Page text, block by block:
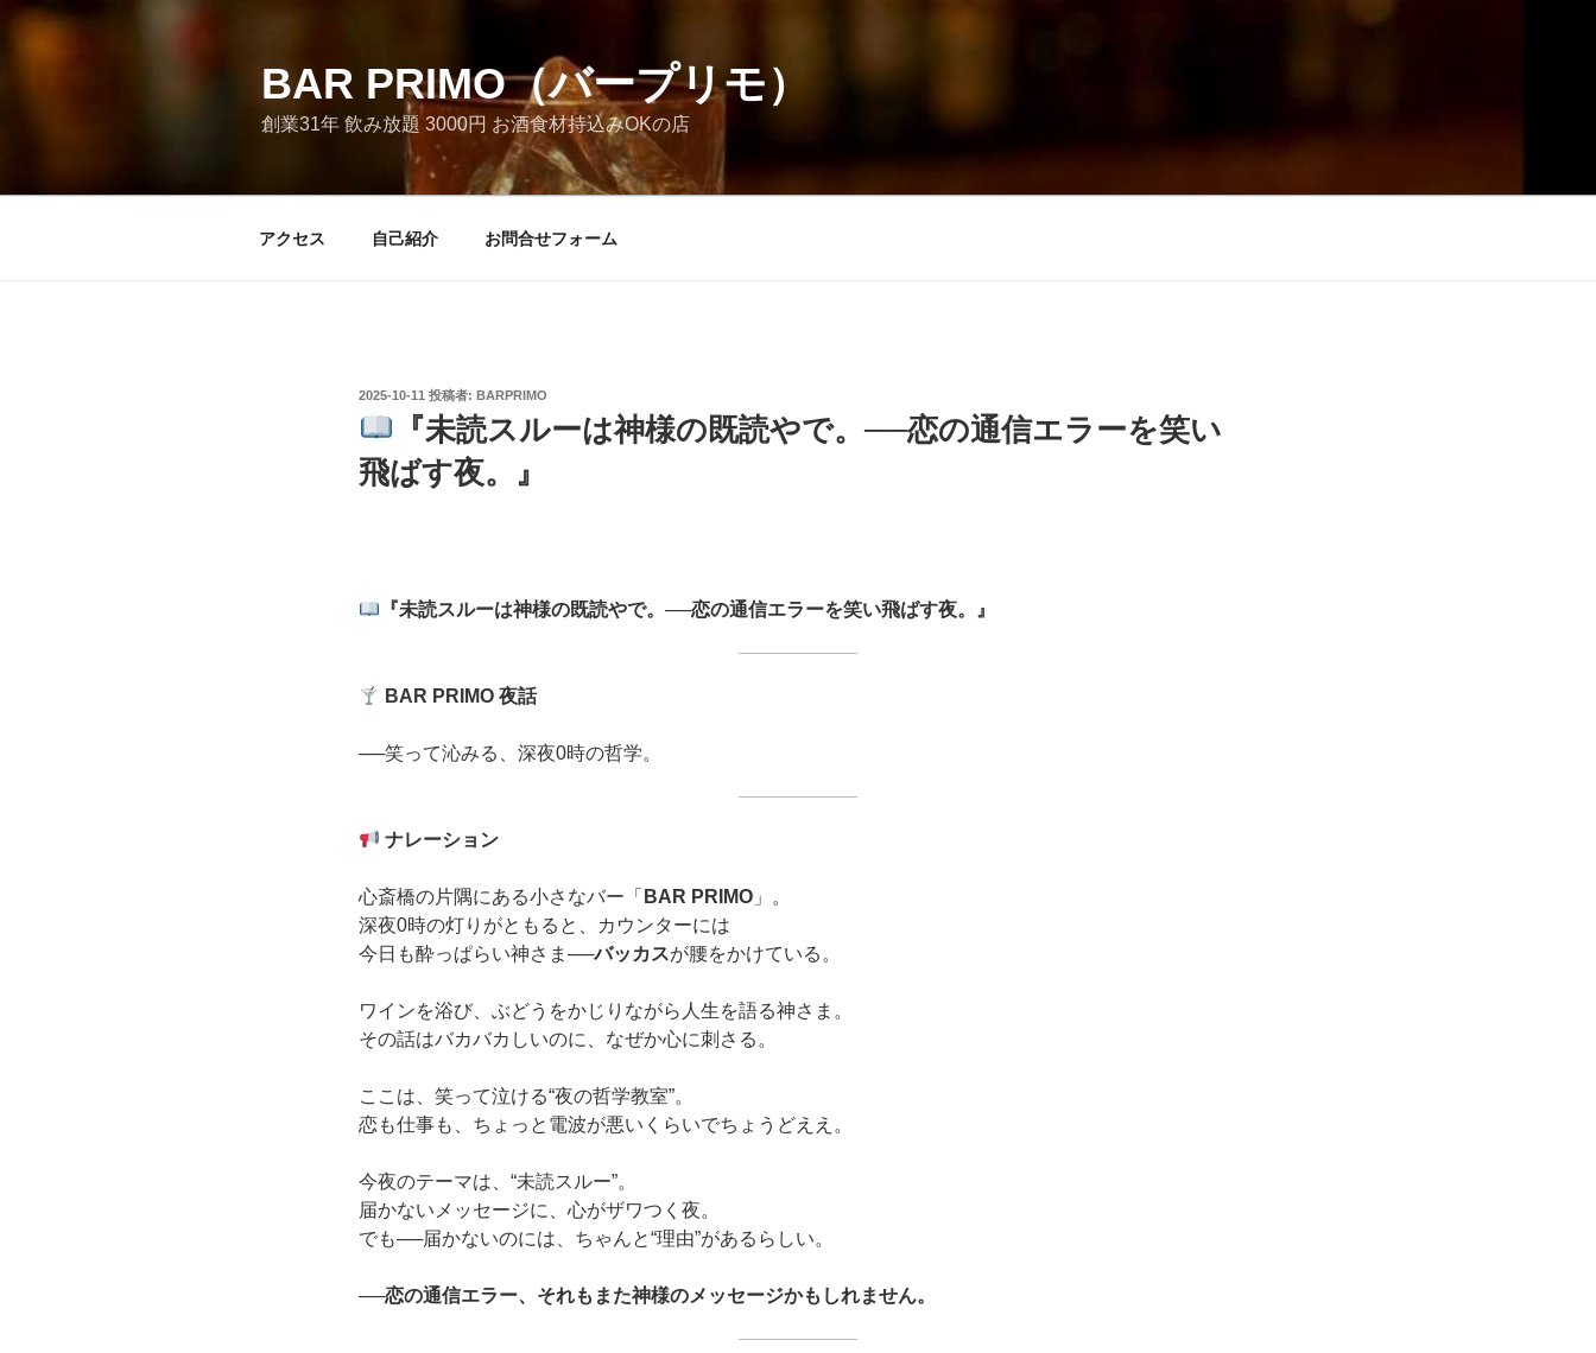
コ
BAR PRIMO（バープリモ）
創業31年 飲み放題 3000円 お酒食材持込みOKの店
アクセス 自己紹介 お問合せフォーム
投
日:
2025-10-11 投稿者: BARPRIMO
『未読スルーは神様の既読やで。──恋の通信エラーを笑い
飛ばす夜。』
『未読スルーは神様の既読やで。──恋の通信エラーを笑い飛ばす夜。』
BAR PRIMO夜話
──笑って沁みる、深夜0時の哲学。
ナレーション
心斎橋の片隅にある小さなバー「 BAR PRIMO 」。
深夜0時の灯りがともると、カウンターには
今日も酔っぱらい神さま──バッカスが腰をかけている。
ワインを浴び、ぶどうをかじりながら人生を語る神さま。
その話はバカバカしいのに、なぜか心に刺さる。
ここは、笑って泣ける“夜の哲学教室”。
恋も仕事も、ちょっと電波が悪いくらいでちょうどええ。
今夜のテーマは、“未読スルー”。
届かないメッセージに、心がザワつく夜。
でも──届かないのには、ちゃんと“理由”があるらしい。
──恋の通信エラー、それもまた神様のメッセージかもしれません。